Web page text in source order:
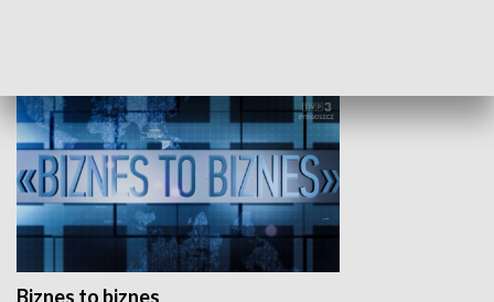
Biznes to biznes